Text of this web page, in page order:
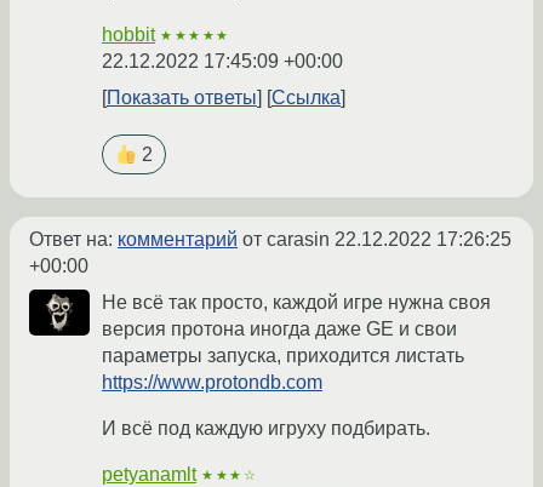
hobbit ★★★★★
22.12.2022 17:45:09 +00:00
Показать ответы
Ссылка
2
Ответ на: комментарий от carasin 22.12.2022 17:26:25
+00:00
Не всё так просто, каждой игре нужна своя
версия протона иногда даже GE и свои
параметры запуска, приходится листать
https://www.protondb.com
И всё под каждую игруху подбирать.
petyanamlt ★★★☆